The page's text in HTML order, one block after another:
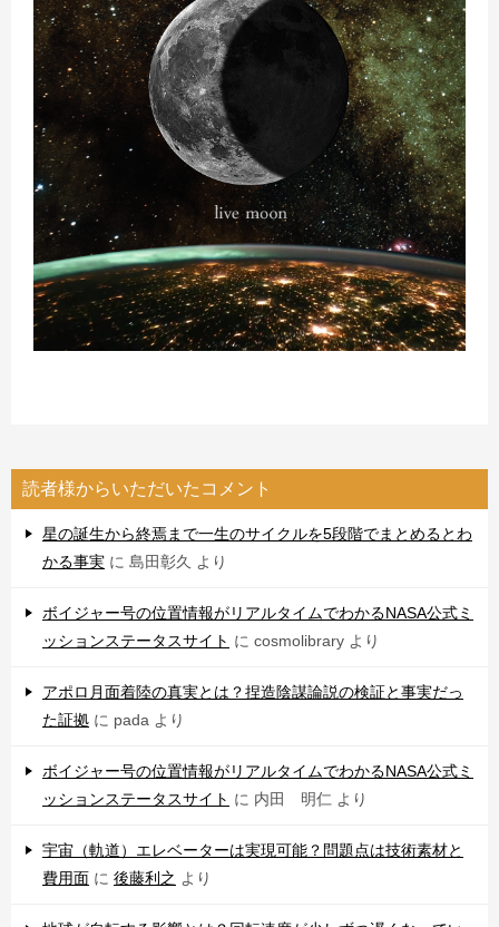
読者様からいただいたコメント
星の誕生から終焉まで一生のサイクルを5段階でまとめるとわ
かる事実 に 島田彰久 より
ボイジャー号の位置情報がリアルタイムでわかるNASA公式ミ
ッションステータスサイト に cosmolibrary より
アポロ月面着陸の真実とは？捏造陰謀論説の検証と事実だっ
た証拠 に pada より
ボイジャー号の位置情報がリアルタイムでわかるNASA公式ミ
ッションステータスサイト に 内田 明仁 より
宇宙（軌道）エレベーターは実現可能？問題点は技術素材と
費用面 に 後藤利之 より